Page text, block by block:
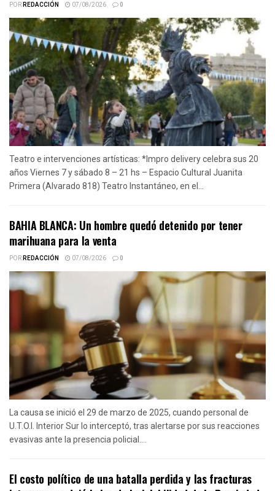
PORREDACCIÓN 07/08/2026 0
Teatro e intervenciones artísticas: *Impro delivery celebra sus 20
años Viernes 7 y sábado 8 – 21 hs – Espacio Cultural Juanita
Primera (Alvarado 818) Teatro Instantáneo, en el...
BAHIA BLANCA: Un hombre quedó detenido por tener
marihuana para la venta
PORREDACCIÓN 07/08/2026 0
La causa se inició el 29 de marzo de 2025, cuando personal de
U.T.O.I. Interior Sur lo interceptó, tras alertarse por sus reacciones
evasivas ante la presencia policial....
El costo político de una batalla perdida y las fracturas